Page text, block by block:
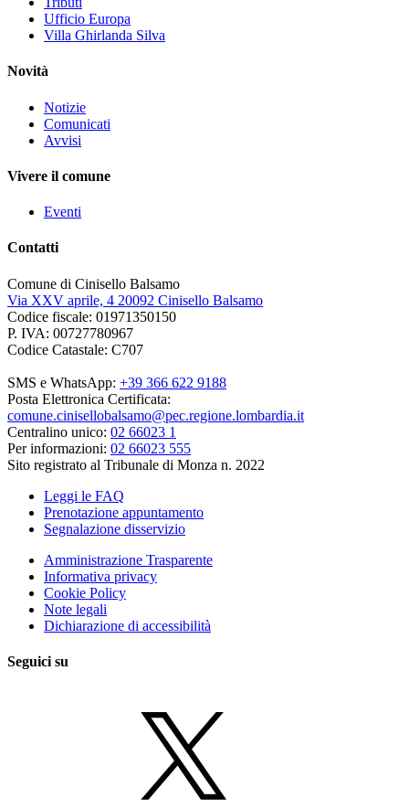
Ufficio Europa
Villa Ghirlanda Silva
Novità
Notizie
Comunicati
Avvisi
Vivere il comune
Eventi
Contatti
Comune di Cinisello Balsamo
Via XXV aprile, 4 20092 Cinisello Balsamo
Codice fiscale: 01971350150
P. IVA: 00727780967
Codice Catastale: C707
SMS e WhatsApp: +39 366 622 9188
Posta Elettronica Certificata:
comune.cinisellobalsamo@pec.regione.lombardia.it
Centralino unico: 02 66023 1
Per informazioni: 02 66023 555
Sito registrato al Tribunale di Monza n. 2022
Leggi le FAQ
Prenotazione appuntamento
Segnalazione disservizio
Amministrazione Trasparente
Informativa privacy
Cookie Policy
Note legali
Dichiarazione di accessibilità
Seguici su